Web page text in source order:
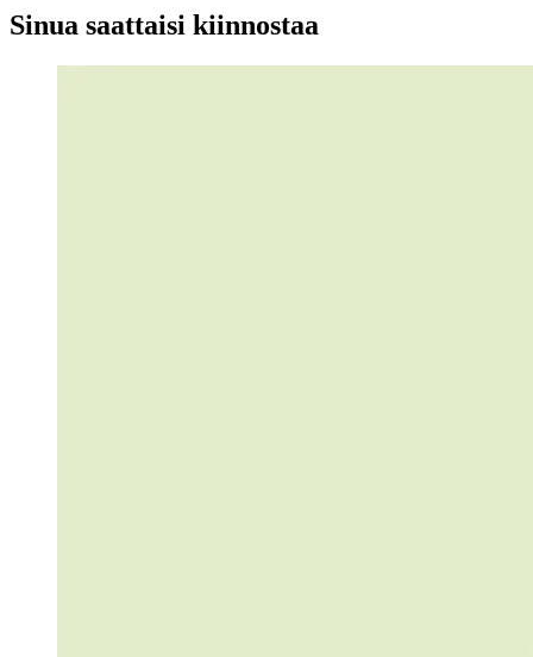
Sinua saattaisi kiinnostaa